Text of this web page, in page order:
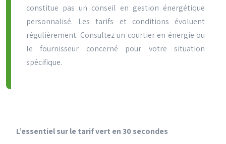
constitue pas un conseil en gestion énergétique
personnalisé. Les tarifs et conditions évoluent
régulièrement. Consultez un courtier en énergie ou
le fournisseur concerné pour votre situation
spécifique.
L’essentiel sur le tarif vert en 30 secondes